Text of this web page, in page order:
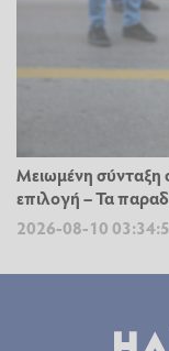
Μειωμένη σύνταξη
επιλογή – Τα
2026-08-10